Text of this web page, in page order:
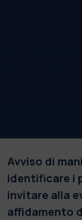
Avviso di
identificare i
invitare alla
affidamento